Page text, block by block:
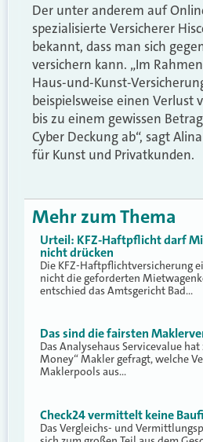
Der unter anderem auf
spezialisierte Versicherer
bekannt, dass man sich
versichern kann. „Im
Haus-und-Kunst-
beispielsweise einen Verlust
bis zu einem gewissen
Cyber Deckung ab“, sagt
für Kunst und Privatkunden.
Mehr zum Thema
Urteil: KFZ-Haftpflicht darf
nicht drücken
Die KFZ-Haftpflichtversicherung
nicht die geforderten
entschied das Amtsgericht Bad…
Das sind die fairsten
Das Analysehaus Servicevalue
Money“ Makler gefragt, welche
Maklerpools aus…
Check24 vermittelt keine
Das Vergleichs- und